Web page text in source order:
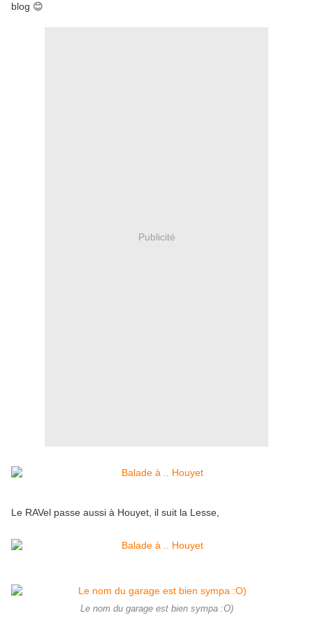
blog 😊
Publicité
Le RAVel passe aussi à Houyet, il suit la Lesse,
Le nom du garage est bien sympa :O)